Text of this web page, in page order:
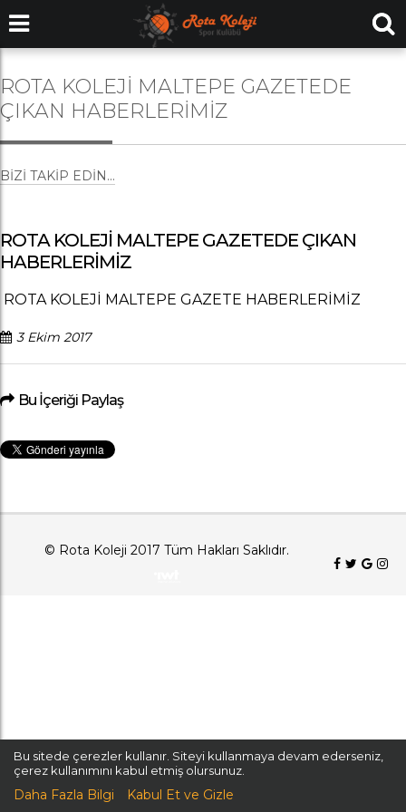
ROTA KOLEJİ MALTEPE GAZETEDE
ÇIKAN HABERLERİMİZ
BIZI TAKIP EDIN...
ROTA KOLEJİ MALTEPE GAZETEDE ÇIKAN
HABERLERİMİZ
ROTA KOLEJİ MALTEPE GAZETE HABERLERİMİZ
3 Ekim 2017
Bu İçeriği Paylaş
© Rota Koleji 2017 Tüm Hakları Saklıdır.
Bu sitede çerezler kullanır. Siteyi kullanmaya devam ederseniz,
çerez kullanımını kabul etmiş olursunuz.
Daha Fazla Bilgi Kabul Et ve Gizle